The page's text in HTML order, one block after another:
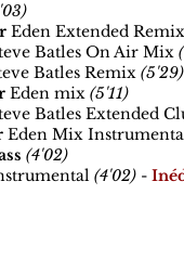
Eden Extended
Batles On Air Mix
Batles Remix (5'29)
Eden mix (5'11)
Batles Extended
Eden Mix
(4'02)
(4'02) -